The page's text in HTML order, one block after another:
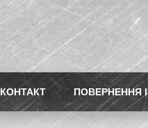
КОНТАКТ ПОВЕРНЕННЯ